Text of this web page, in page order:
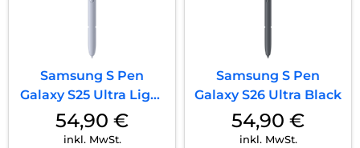
Samsung S Pen
Galaxy S25 Ultra Light
Silver
54,90 €
inkl. MwSt.
Samsung S Pen
Galaxy S26 Ultra Black
54,90 €
inkl. MwSt.